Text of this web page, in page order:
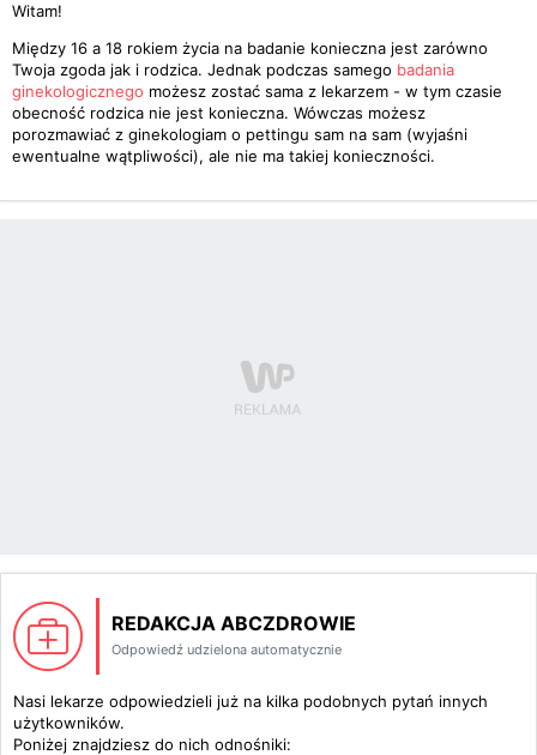
Witam!
Między 16 a 18 rokiem życia na badanie konieczna jest zarówno
Twoja zgoda jak i rodzica. Jednak podczas samego badania
ginekologicznego możesz zostać sama z lekarzem - w tym czasie
obecność rodzica nie jest konieczna. Wówczas możesz
porozmawiać z ginekologiam o pettingu sam na sam (wyjaśni
ewentualne wątpliwości), ale nie ma takiej konieczności.
REDAKCJA ABCZDROWIE
Odpowiedź udzielona automatycznie
Nasi lekarze odpowiedzieli już na kilka podobnych pytań innych
użytkowników.
Poniżej znajdziesz do nich odnośniki: